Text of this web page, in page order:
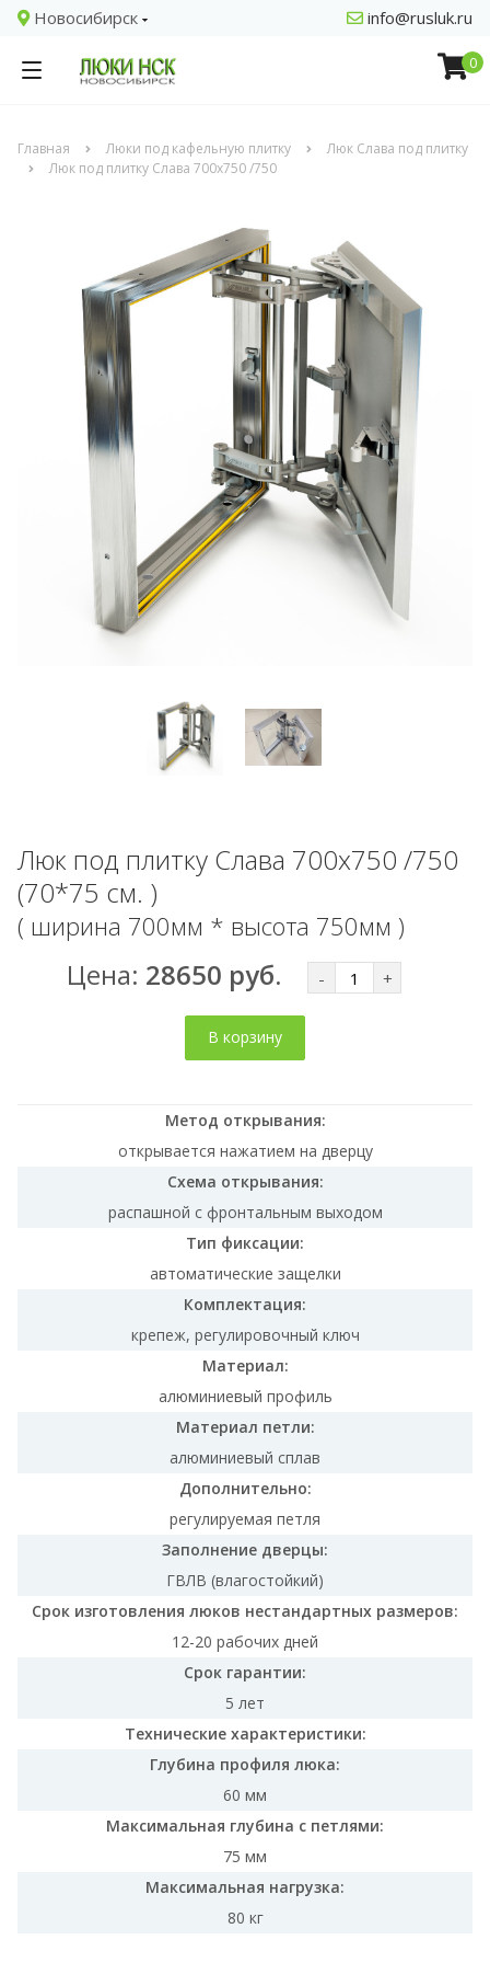
Новосибирск info@rusluk.ru
0
Главная Люки под кафельную плитку
Люк Слава под плитку
Люк под плитку Слава 700х750 /750
Люк под плитку Слава 700х750 /750
(70*75 см. )
( ширина 700мм * высота 750мм )
Цена: 28650 руб. - +
В корзину
Метод открывания:
открывается нажатием на дверцу
Схема открывания:
распашной с фронтальным выходом
Тип фиксации:
автоматические защелки
Комплектация:
крепеж, регулировочный ключ
Материал:
алюминиевый профиль
Материал петли:
алюминиевый сплав
Дополнительно:
регулируемая петля
Заполнение дверцы:
ГВЛВ (влагостойкий)
Срок изготовления люков нестандартных размеров:
12-20 рабочих дней
Срок гарантии:
5 лет
Технические характеристики:
Глубина профиля люка:
60 мм
Максимальная глубина с петлями:
75 мм
Максимальная нагрузка:
80 кг